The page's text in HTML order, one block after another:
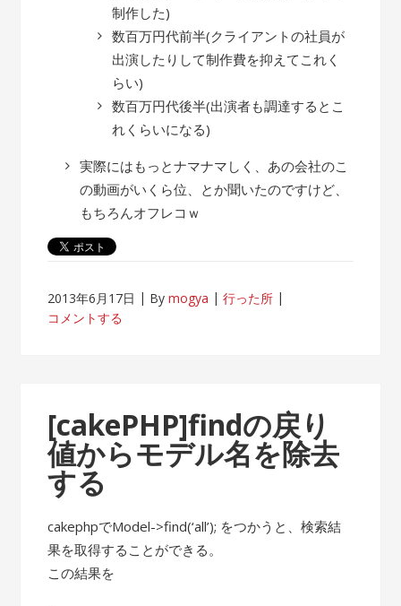
制作した)
数百万円代前半(クライアントの社員が
出演したりして制作費を抑えてこれく
らい)
数百万円代後半(出演者も調達するとこ
れくらいになる)
実際にはもっとナマナマしく、あの会社のこ
の動画がいくら位、とか聞いたのですけど、
もちろんオフレコｗ
2013年6月17日 Bymogya
行った所
コメントする
[cakePHP]findの戻り
値からモデル名を除去
する
cakephpでModel->find(‘all’); をつかうと、検索結
果を取得することができる。
この結果を